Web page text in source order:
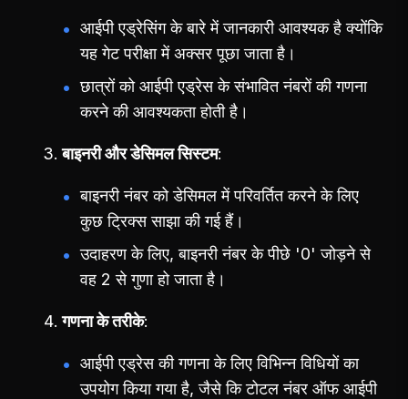
आईपी एड्रेसिंग के बारे में जानकारी आवश्यक है क्योंकि
यह गेट परीक्षा में अक्सर पूछा जाता है।
छात्रों को आईपी एड्रेस के संभावित नंबरों की गणना
करने की आवश्यकता होती है।
बाइनरी और डेसिमल सिस्टम
बाइनरी नंबर को डेसिमल में परिवर्तित करने के लिए
कुछ ट्रिक्स साझा की गई हैं।
उदाहरण के लिए, बाइनरी नंबर के पीछे '0' जोड़ने से
वह 2 से गुणा हो जाता है।
गणना के तरीके
आईपी एड्रेस की गणना के लिए विभिन्न विधियों का
उपयोग किया गया है, जैसे कि टोटल नंबर ऑफ आईपी